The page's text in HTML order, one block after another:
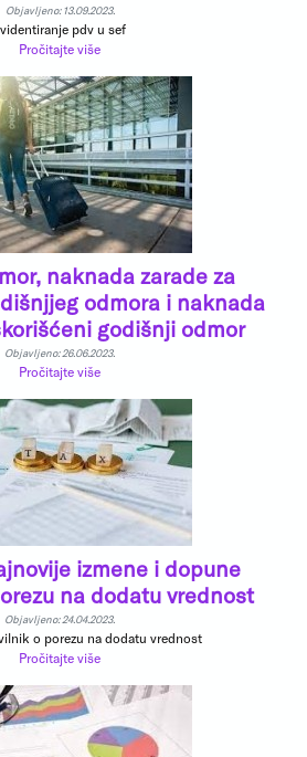
Objavljeno: 13.09.2023.
pdv u sef
Pročitajte više
naknada zarade za
odmora i naknada
godišnji odmor
Objavljeno: 26.06.2023.
Pročitajte više
izmene i dopune
na dodatu vrednost
Objavljeno: 24.04.2023.
o porezu na dodatu vrednost
Pročitajte više